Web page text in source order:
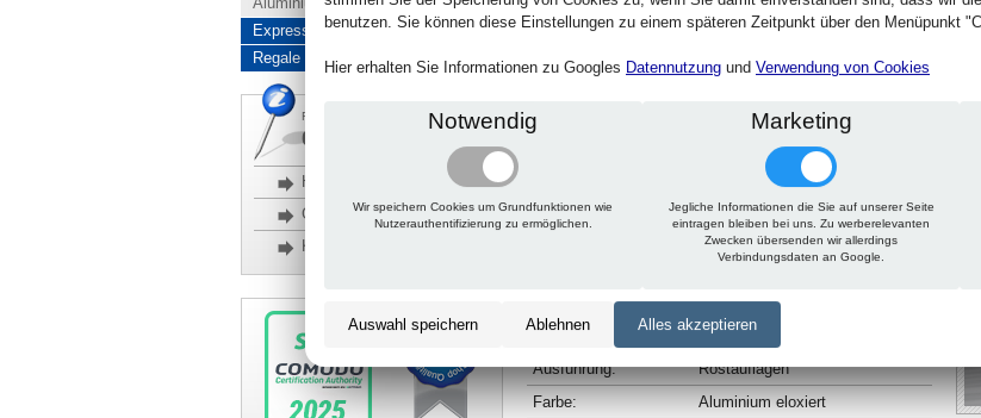
Express-Produkte
Regale Reduziert
Rückfragen, Hilfe, Bestellen?
06201 690095-0
Häufige Fragen
Glossar
Kontakt
Technische Daten Beschreibung Zu diesem
500 mm
Länge:
650 mm
Ausführung:
Rostauflagen
Farbe:
Aluminium eloxiert
benutzen. Sie können diese Einstellungen zu einem späteren Zeitpunkt über den Menüpunkt
Hier erhalten Sie Informationen zu Googles Datennutzung und Verwendung von Cookies
Notwendig
Wir speichern Cookies um Grundfunktionen wie
Nutzerauthentifizierung zu ermöglichen.
Marketing
Jegliche Informationen die Sie auf unserer Seite
eintragen bleiben bei uns. Zu werberelevanten
Zwecken übersenden wir allerdings
Verbindungsdaten an Google.
Auswahl speichern Ablehnen Alles akzeptieren